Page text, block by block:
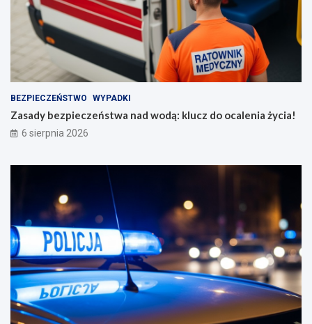
BEZPIECZEŃSTWO WYPADKI
Zasady bezpieczeństwa nad wodą: klucz do ocalenia życia!
6 sierpnia 2026